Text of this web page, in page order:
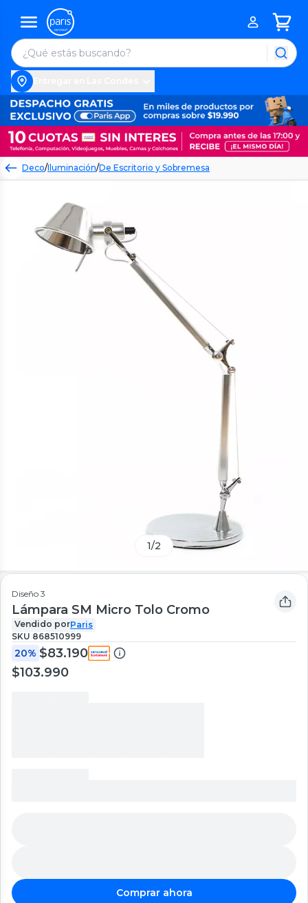
Deco/Iluminación/De Escritorio y Sobremesa
1/2
Diseño 3
Lámpara SM Micro Tolo Cromo
Vendido porParis
SKU 868510999
20% $83.190
$103.990
Comprar ahora